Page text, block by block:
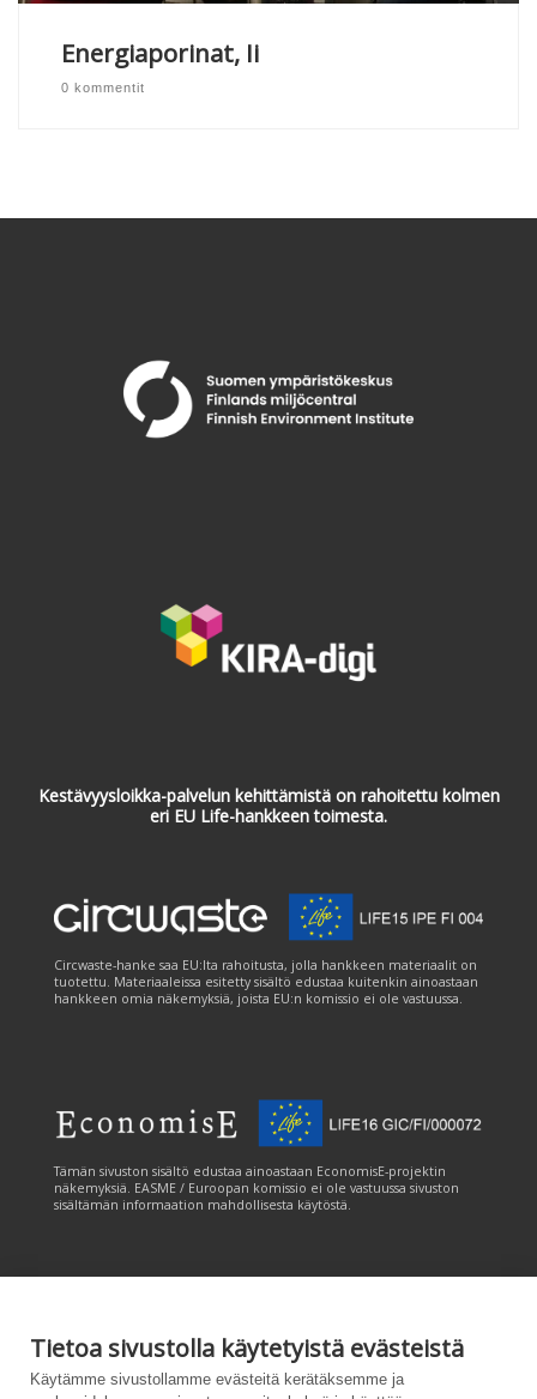
Tietoa sivustolla käytetyistä evästeistä
Käytämme sivustollamme evästeitä kerätäksemme ja
Energiaporinat, Ii
0 kommentit
Kestävyysloikka-palvelun kehittämistä on rahoitettu kolmen
eri EU Life-hankkeen toimesta.
Circwaste-hanke saa EU:lta rahoitusta, jolla hankkeen materiaalit on
tuotettu. Materiaaleissa esitetty sisältö edustaa kuitenkin ainoastaan
hankkeen omia näkemyksiä, joista EU:n komissio ei ole vastuussa.
Tämän sivuston sisältö edustaa ainoastaan EconomisE-projektin
näkemyksiä. EASME / Euroopan komissio ei ole vastuussa sivuston
sisältämän informaation mahdollisesta käytöstä.
Tämän sivuston tuottamiseen on saatu rahoitusta Euroopan unionin
LIFE-ohjelmasta. Tämän sivuston sisältö edustaa ainoastaan